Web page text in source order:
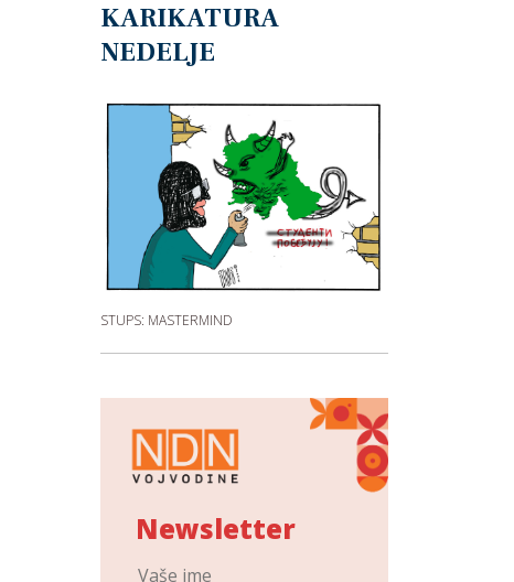
KARIKATURA
NEDELJE
STUPS: MASTERMIND
Newsletter